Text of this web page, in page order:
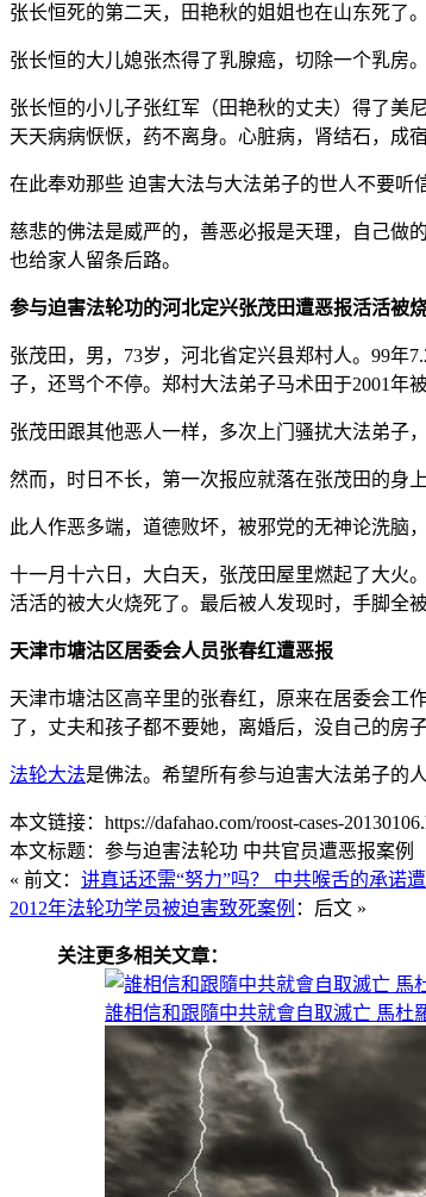
张长恒死的第二天，田艳秋的姐姐也在山东死了
张长恒的大儿媳张杰得了乳腺癌，切除一个乳房。
张长恒的小儿子张红军（田艳秋的丈夫）得了美
天天病病恹恹，药不离身。心脏病，肾结石，成宿
在此奉劝那些 迫害大法与大法弟子的世人不要听
慈悲的佛法是威严的，善恶必报是天理，自己做
也给家人留条后路。
参与迫害法轮功的河北定兴张茂田遭恶报活活被
张茂田，男，73岁，河北省定兴县郑村人。99年
子，还骂个不停。郑村大法弟子马术田于2001年
张茂田跟其他恶人一样，多次上门骚扰大法弟子
然而，时日不长，第一次报应就落在张茂田的身
此人作恶多端，道德败坏，被邪党的无神论洗脑
十一月十六日，大白天，张茂田屋里燃起了大火
活活的被大火烧死了。最后被人发现时，手脚全
天津市塘沽区居委会人员张春红遭恶报
天津市塘沽区高辛里的张春红，原来在居委会工
了，丈夫和孩子都不要她，离婚后，没自己的房
法轮大法是佛法。希望所有参与迫害大法弟子的
本文链接：https://dafahao.com/roost-cases-
本文标题：参与迫害法轮功 中共官员遭恶报案例
« 前文： 讲真话还需“努力”吗？ 中共喉舌的承诺
2012年法轮功学员被迫害致死案例 ：后文 »
关注更多相关文章：
誰相信和跟隨中共就會自取滅亡 馬杜